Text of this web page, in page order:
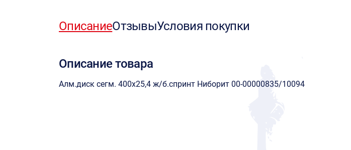
ОписаниеОтзывыУсловия покупки
Описание товара
Алм.диск сегм. 400х25,4 ж/б.спринт Ниборит 00-00000835/10094